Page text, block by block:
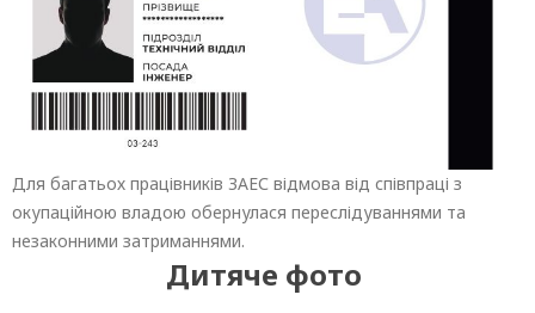
Для багатьох працівників ЗАЕС відмова від співпраці з
окупаційною владою обернулася переслідуваннями та
незаконними затриманнями.
Дитяче фото